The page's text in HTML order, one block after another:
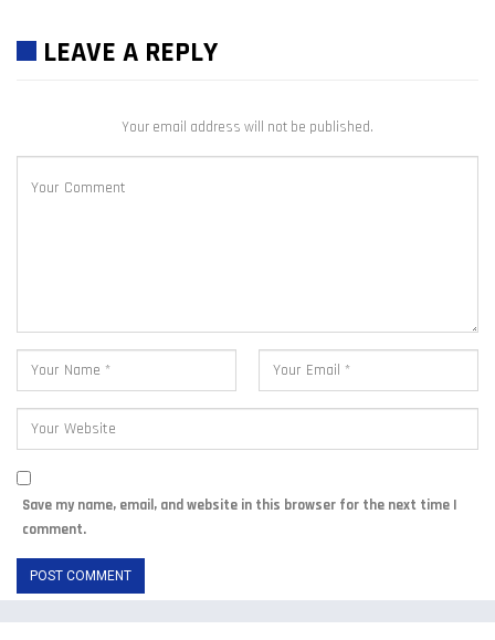
LEAVE A REPLY
Your email address will not be published.
Save my name, email, and website in this browser for the next time I
comment.